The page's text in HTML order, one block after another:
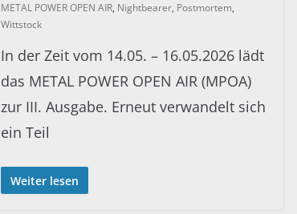
METAL POWER OPEN AIR, Nightbearer, Postmortem,
Wittstock
In der Zeit vom 14.05. – 16.05.2026 lädt
das METAL POWER OPEN AIR (MPOA)
zur III. Ausgabe. Erneut verwandelt sich
ein Teil
Weiter lesen